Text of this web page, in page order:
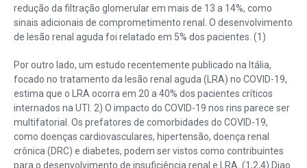
redução da filtração glomerular em mais de 13 a 14%, como
sinais adicionais de comprometimento renal. O desenvolvimento
de lesão renal aguda foi relatado em 5% dos pacientes. (1)
Por outro lado, um estudo recentemente publicado na Itália,
focado no tratamento da lesão renal aguda (LRA) no COVID-19,
estima que o LRA ocorra em 20 a 40% dos pacientes críticos
internados na UTI. 2) O impacto do COVID-19 nos rins parece ser
multifatorial. Os prefatores de comorbidades do COVID-19,
como doenças cardiovasculares, hipertensão, doença renal
crônica (DRC) e diabetes, podem ser vistos como contribuintes
para o desenvolvimento de insuficiência renal e LRA. (1,2,4) Diao